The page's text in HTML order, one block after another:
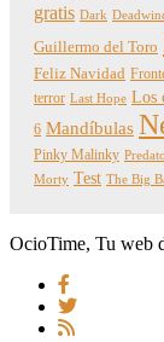
gratis Dark
Guillermo del Toro
Feliz Navidad
terror Last Hope Los
6 Mandíbulas
Pinky Malinky
Morty Test The Big
OcioTime, Tu web